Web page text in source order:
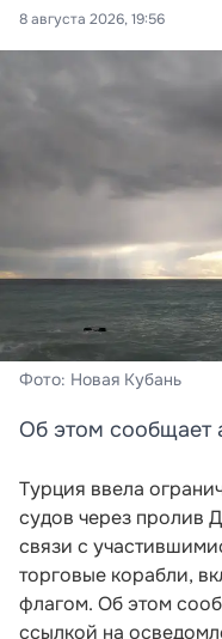
8 августа 2026, 19:56
Фото: Новая Кубань
Об этом сообщает
Турция ввела
судов через пролив
связи с
торговые корабли,
флагом. Об этом
ссылкой на